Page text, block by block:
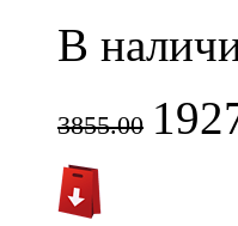
В
3855.00